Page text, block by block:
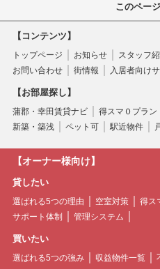
このペー
【コンテンツ】
トップページ お知らせ スタッフ
お問い合わせ
街情報 入居者向け
【お部屋探し】
蒲郡・幸田賃貸ナビ 得スマ０プラン
新築・築浅
ペット可 駅近物件
【オーナー様向け】
貸したい
選ばれる5つの理由 空室対策 得ス
サポート体制
管理システム
買いたい
選ばれる5つの強み 収益物件一覧